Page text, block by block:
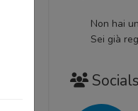
Non hai
Sei già
Socials